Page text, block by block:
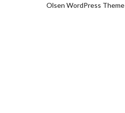
Olsen WordPress Theme